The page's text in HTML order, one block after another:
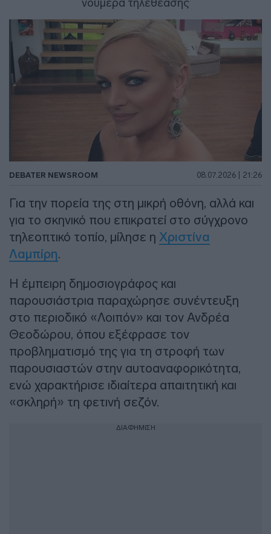
DEBATER NEWSROOM 08.07.2026 | 21:26
Για την πορεία της στη μικρή οθόνη, αλλά και
για το σκηνικό που επικρατεί στο σύγχρονο
τηλεοπτικό τοπίο, μίλησε η Χριστίνα
Λαμπίρη.
Η έμπειρη δημοσιογράφος και
παρουσιάστρια παραχώρησε συνέντευξη
στο περιοδικό «Λοιπόν» και τον Ανδρέα
Θεοδώρου, όπου εξέφρασε τον
προβληματισμό της για τη στροφή των
παρουσιαστών στην αυτοαναφορικότητα,
ενώ χαρακτήρισε ιδιαίτερα απαιτητική και
«σκληρή» τη φετινή σεζόν.
ΔΙΑΦΗΜΙΣΗ